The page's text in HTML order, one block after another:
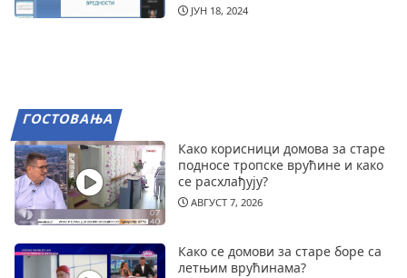
ЈУН 18, 2024
ГОСТОВАЊА
Како корисници домова за старе
подносе тропске врућине и како
се расхлађују?
АВГУСТ 7, 2026
Како се домови за старе боре са
летњим врућинама?